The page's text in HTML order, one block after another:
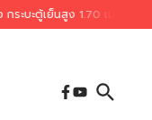
นสูง 1.70 เมตร Isuzu